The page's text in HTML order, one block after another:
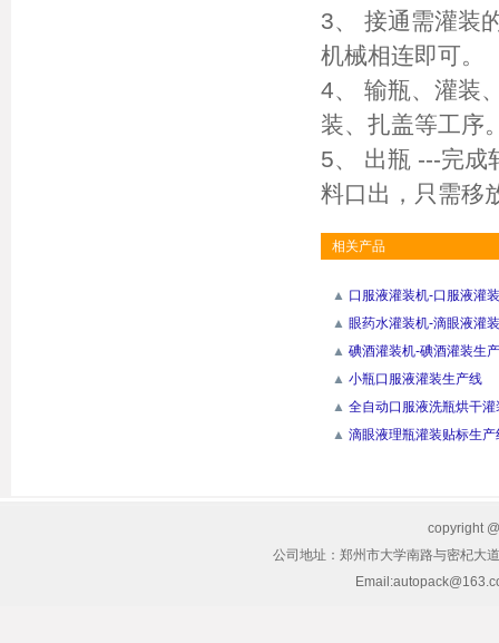
3、 接通需灌装
机械相连即可。
4、 输瓶、灌装
装、扎盖等工序
5、 出瓶 ---完成
料口出，只需移
相关产品
▲ 口服液灌装机-口服液灌
▲ 眼药水灌装机-滴眼液灌
▲ 碘酒灌装机-碘酒灌装生
▲ 小瓶口服液灌装生产线
▲ 全自动口服液洗瓶烘干
▲ 滴眼液理瓶灌装贴标生产
copyright
公司地址：郑州市大学南路与密杞